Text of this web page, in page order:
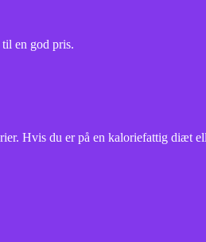
en god pris.
Hvis du er på en kaloriefattig diæt